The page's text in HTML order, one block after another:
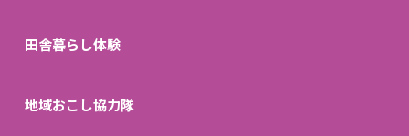
田舎暮らし体験
地域おこし協力隊